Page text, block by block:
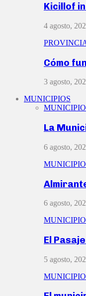
Kicillof
4 agosto,
Cómo
3 agosto,
MUNICIPIOS
La
6 agosto,
6 agosto,
El
5 agosto,